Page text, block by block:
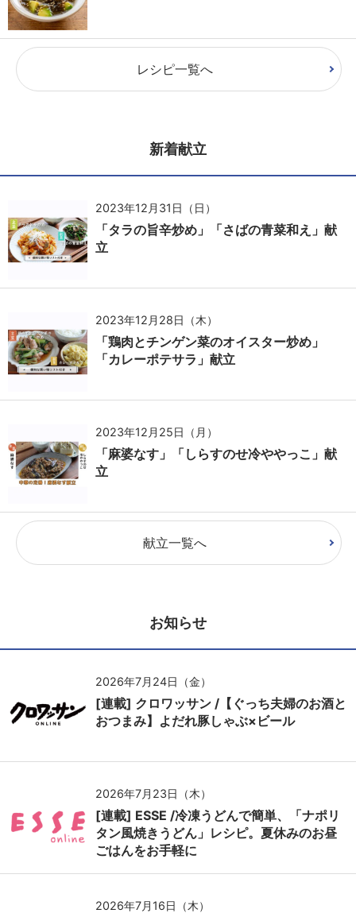
レシピ一覧へ
新着献立
2023年12月31日（日）
「タラの旨辛炒め」「さばの青菜和え」献
立
2023年12月28日（木）
「鶏肉とチンゲン菜のオイスター炒め」
「カレーポテサラ」献立
2023年12月25日（月）
「麻婆なす」「しらすのせ冷ややっこ」献
立
献立一覧へ
お知らせ
2026年7月24日（金）
[連載] クロワッサン /【ぐっち夫婦のお酒と
おつまみ】よだれ豚しゃぶ×ビール
2026年7月23日（木）
[連載] ESSE /冷凍うどんで簡単、「ナポリ
タン風焼きうどん」レシピ。夏休みのお昼
ごはんをお手軽に
2026年7月16日（木）